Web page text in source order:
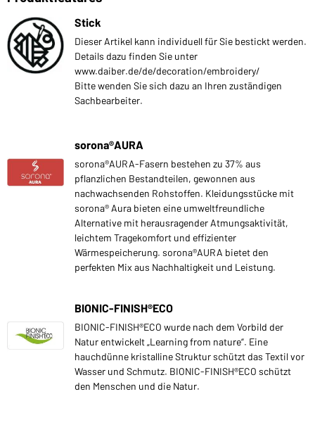
Stick
Dieser Artikel kann individuell für Sie bestickt werden.
Details dazu finden Sie unter
www.daiber.de/de/decoration/embroidery/
Bitte wenden Sie sich dazu an Ihren zuständigen
Sachbearbeiter.
sorona®AURA
sorona®AURA-Fasern bestehen zu 37% aus
pflanzlichen Bestandteilen, gewonnen aus
nachwachsenden Rohstoffen. Kleidungsstücke mit
sorona® Aura bieten eine umweltfreundliche
Alternative mit herausragender Atmungsaktivität,
leichtem Tragekomfort und effizienter
Wärmespeicherung. sorona®AURA bietet den
perfekten Mix aus Nachhaltigkeit und Leistung.
BIONIC-FINISH®ECO
BIONIC-FINISH®ECO wurde nach dem Vorbild der
Natur entwickelt „Learning from nature“. Eine
hauchdünne kristalline Struktur schützt das Textil vor
Wasser und Schmutz. BIONIC-FINISH®ECO schützt
den Menschen und die Natur.